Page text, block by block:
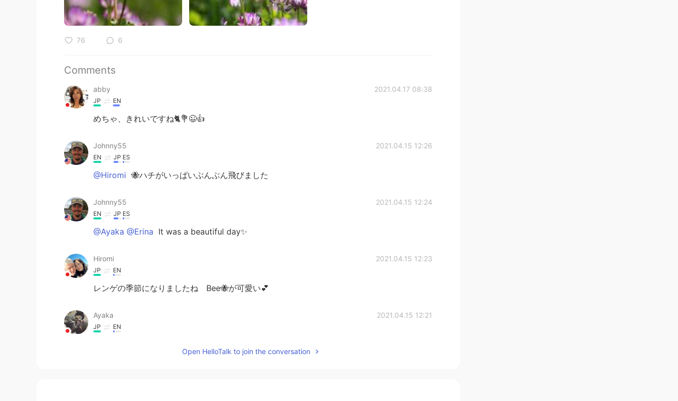
76 6
Comments
abby 2021.04.17 08:38
JP EN
めちゃ、きれいですね🐈💐😉👍
Johnny55 2021.04.15 12:26
EN JP ES
@Hiromi 🐝ハチがいっぱいぶんぶん飛びました
Johnny55 2021.04.15 12:24
EN JP ES
@Ayaka @Erina It was a beautiful day✨
Hiromi 2021.04.15 12:23
JP EN
レンゲの季節になりましたね Bee🐝が可愛い💕
Ayaka 2021.04.15 12:21
JP EN
Open HelloTalk to join the conversation